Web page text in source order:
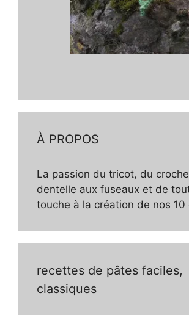
À PROPOS
La passion du tricot, du
dentelle aux fuseaux et de
touche à la création de nos 10
recettes de pâtes faciles,
classiques